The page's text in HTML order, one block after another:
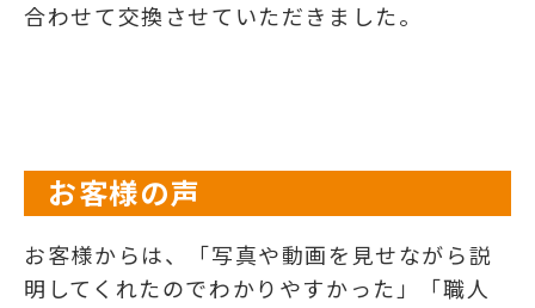
合わせて交換させていただきました。
お客様の声
お客様からは、「写真や動画を見せながら説
明してくれたのでわかりやすかった」「職人